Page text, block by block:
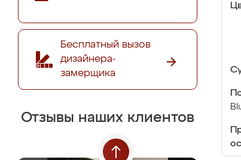
Бесплатный вызов
дизайнера-
замерщика
Отзывы наших клиентов